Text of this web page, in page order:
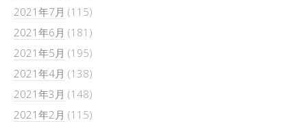
2021年7月 (115)
2021年6月 (181)
2021年5月 (195)
2021年4月 (138)
2021年3月 (148)
2021年2月 (115)